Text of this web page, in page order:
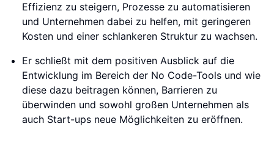
Effizienz zu steigern, Prozesse zu automatisieren
und Unternehmen dabei zu helfen, mit geringeren
Kosten und einer schlankeren Struktur zu wachsen.
Er schließt mit dem positiven Ausblick auf die
Entwicklung im Bereich der No Code-Tools und wie
diese dazu beitragen können, Barrieren zu
überwinden und sowohl großen Unternehmen als
auch Start-ups neue Möglichkeiten zu eröffnen.